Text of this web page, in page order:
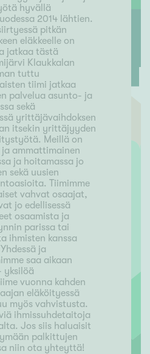
hyvällä
2014 lähtien.
pitkän
eläkkeelle on
jatkaa tästä
Klaukkalan
tuttu
tiimi jatkaa
palvelua asunto- ja
sekä
yrittäjävaihdoksen
itsekin yrittäjyyden
Meillä on
ammattimainen
ja hoitamassa jo
sekä uusien
Tiimimme
vahvat osaajat,
jo edellisessä
osaamista ja
parissa tai
ihmisten kanssa
ja
saa aikaan
yksilöä
vuonna kahden
eläköityessä
myös vahvistusta.
ihmissuhdetaitoja
Jos siis haluaisit
palkittujen
niin ota yhteyttä!